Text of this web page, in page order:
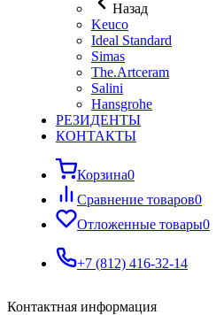
Назад
Keuco
Ideal Standard
Simas
The.Artceram
Salini
Hansgrohe
РЕЗИДЕНТЫ
КОНТАКТЫ
Корзина0
Сравнение товаров0
Отложенные товары0
+7 (812) 416-32-14
Контактная информация